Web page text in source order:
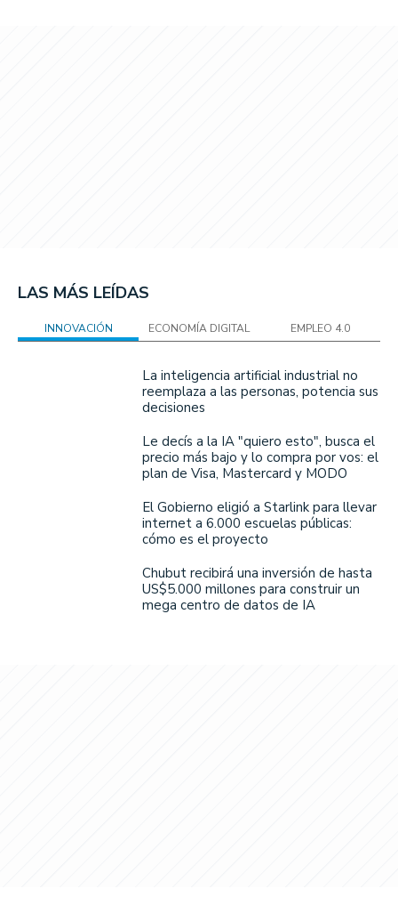
LAS MÁS LEÍDAS
INNOVACIÓN ECONOMÍA DIGITAL EMPLEO 4.0
La inteligencia artificial industrial no
reemplaza a las personas, potencia sus
decisiones
Le decís a la IA "quiero esto", busca el
precio más bajo y lo compra por vos: el
plan de Visa, Mastercard y MODO
El Gobierno eligió a Starlink para llevar
internet a 6.000 escuelas públicas:
cómo es el proyecto
Chubut recibirá una inversión de hasta
US$5.000 millones para construir un
mega centro de datos de IA